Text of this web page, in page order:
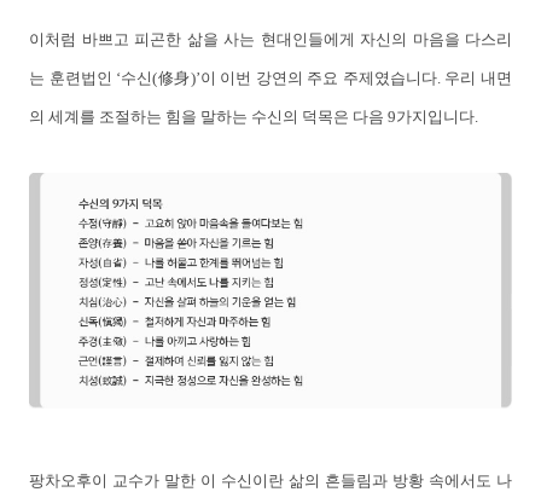
이처럼 바쁘고 피곤한 삶을 사는 현대인들에게 자신의 마음을 다스리
는 훈련법인 ‘수신(修身)’이 이번 강연의 주요 주제였습니다. 우리 내면
의 세계를 조절하는 힘을 말하는 수신의 덕목은 다음 9가지입니다.
팡차오후이 교수가 말한 이 수신이란 삶의 흔들림과 방황 속에서도 나